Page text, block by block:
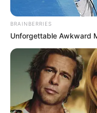
BRAINBERRIES
Unforgettable Awkward